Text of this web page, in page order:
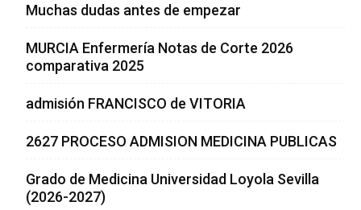
Muchas dudas antes de empezar
MURCIA Enfermería Notas de Corte 2026
comparativa 2025
admisión FRANCISCO de VITORIA
2627 PROCESO ADMISION MEDICINA PUBLICAS
Grado de Medicina Universidad Loyola Sevilla
(2026-2027)